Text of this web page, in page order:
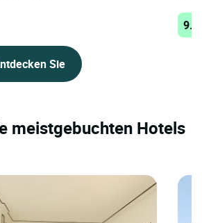
Sie
meistgebuchten Hotels